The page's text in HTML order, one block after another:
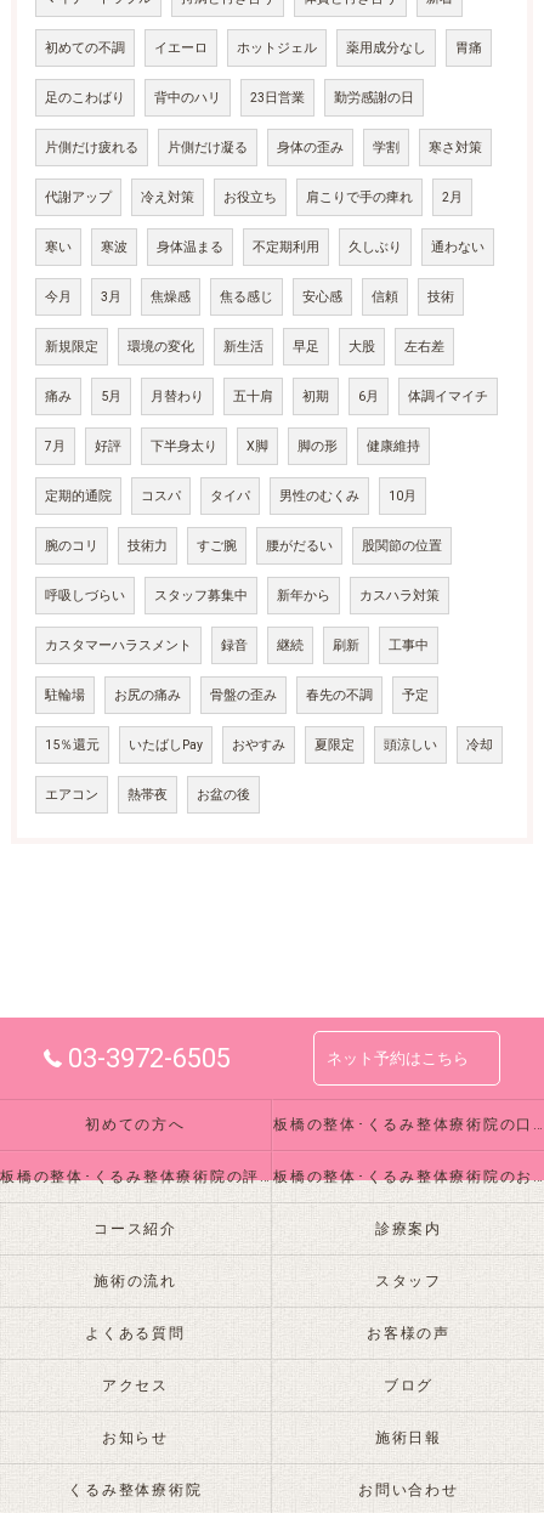
初めての不調 イエーロ ホットジェル 薬用成分なし 胃痛
足のこわばり 背中のハリ 23日営業 勤労感謝の日
片側だけ疲れる 片側だけ凝る 身体の歪み 学割 寒さ対策
代謝アップ 冷え対策 お役立ち 肩こりで手の痺れ 2月
寒い 寒波 身体温まる 不定期利用 久しぶり 通わない
今月 3月 焦燥感 焦る感じ 安心感 信頼 技術
新規限定 環境の変化 新生活 早足 大股 左右差
痛み 5月 月替わり 五十肩 初期 6月 体調イマイチ
7月 好評 下半身太り X脚 脚の形 健康維持
定期的通院 コスパ タイパ 男性のむくみ 10月
腕のコリ 技術力 すご腕 腰がだるい 股関節の位置
呼吸しづらい スタッフ募集中 新年から カスハラ対策
カスタマーハラスメント 録音 継続 刷新 工事中
駐輪場 お尻の痛み 骨盤の歪み 春先の不調 予定
15％還元 いたばしPay おやすみ 夏限定 頭涼しい 冷却
エアコン 熱帯夜 お盆の後
03-3972-6505 ネット予約はこちら
初めての方へ 板橋の整体･くるみ整体療術院の口コミ情報
板橋の整体･くるみ整体療術院の評判 板橋の整体･くるみ整体療術院のお客様の声
コース紹介 診療案内
施術の流れ スタッフ
よくある質問 お客様の声
アクセス ブログ
お知らせ 施術日報
くるみ整体療術院 お問い合わせ